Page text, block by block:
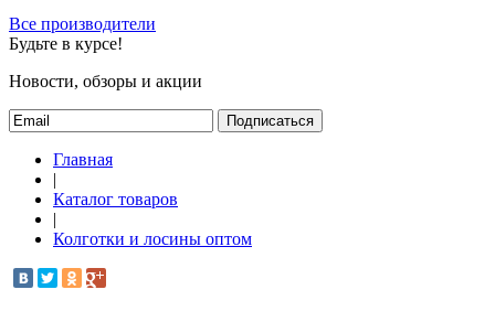
Все производители
Будьте в курсе!
Новости, обзоры и акции
Подписаться
Главная
|
Каталог товаров
|
Колготки и лосины оптом